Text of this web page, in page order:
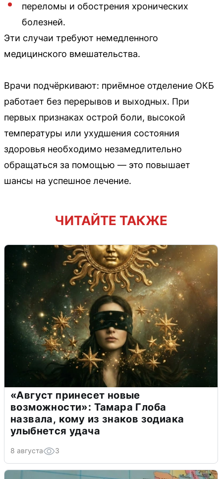
переломы и обострения хронических
болезней.
Эти случаи требуют немедленного
медицинского вмешательства.
Врачи подчёркивают: приёмное отделение ОКБ
работает без перерывов и выходных. При
первых признаках острой боли, высокой
температуры или ухудшения состояния
здоровья необходимо незамедлительно
обращаться за помощью — это повышает
шансы на успешное лечение.
ЧИТАЙТЕ ТАКЖЕ
«Август принесет новые
возможности»: Тамара Глоба
назвала, кому из знаков зодиака
улыбнется удача
8 августа 3